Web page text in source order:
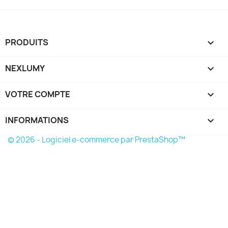
PRODUITS 
NEXLUMY 
VOTRE COMPTE 
INFORMATIONS keyboard_arrow_down
© 2026 - Logiciel e-commerce par PrestaShop™